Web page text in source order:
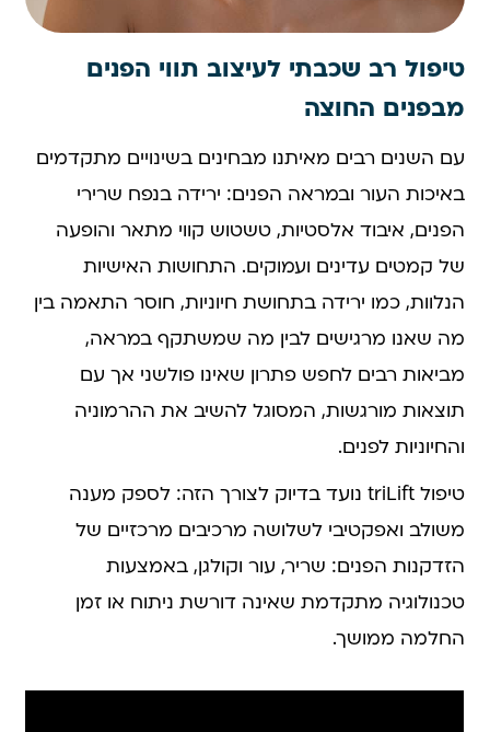
טיפול רב שכבתי לעיצוב תווי הפנים
מבפנים החוצה
עם השנים רבים מאיתנו מבחינים בשינויים מתקדמים
באיכות העור ובמראה הפנים: ירידה בנפח שרירי
הפנים, איבוד אלסטיות, טשטוש קווי מתאר והופעה
של קמטים עדינים ועמוקים. התחושות האישיות
הנלוות, כמו ירידה בתחושת חיוניות, חוסר התאמה בין
מה שאנו מרגישים לבין מה שמשתקף במראה,
מביאות רבים לחפש פתרון שאינו פולשני אך עם
תוצאות מורגשות, המסוגל להשיב את ההרמוניה
והחיוניות לפנים.
טיפול triLift נועד בדיוק לצורך הזה: לספק מענה
משולב ואפקטיבי לשלושה מרכיבים מרכזיים של
הזדקנות הפנים: שריר, עור וקולגן, באמצעות
טכנולוגיה מתקדמת שאינה דורשת ניתוח או זמן
החלמה ממושך.